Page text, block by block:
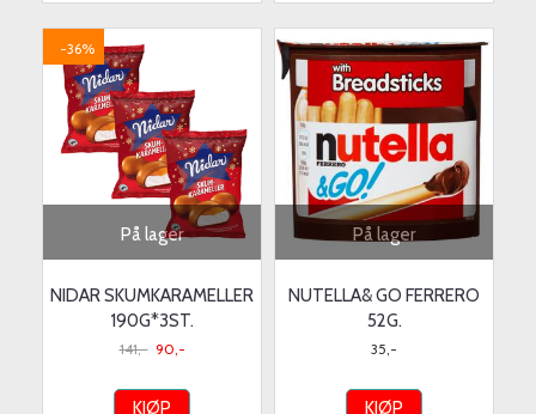
På lager
-36%
NIDAR SKUMKARAMELLER
190G*3ST.
141,- 90,-
KJØP
På lager
NUTELLA& GO FERRERO
52G.
35,-
KJØP